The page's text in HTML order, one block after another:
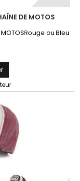
DE MOTOS
MOTOSRouge ou Bleu